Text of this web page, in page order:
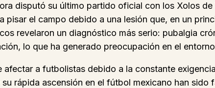
disputó su último partido oficial con los Xolos
pisar el campo debido a una lesión que, en un
revelaron un diagnóstico más serio: pubalgia
lo que ha generado preocupación en el
afectar a futbolistas debido a la constante
rápida ascensión en el fútbol mexicano han